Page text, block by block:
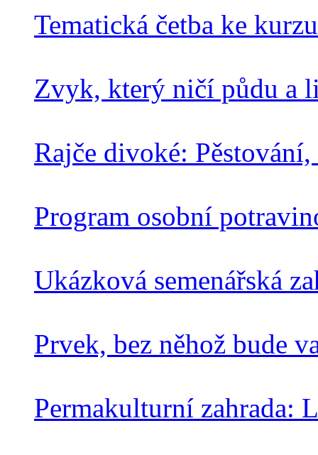
Tematická četba ke
Zvyk, který ničí půdu a
Rajče divoké:
Program osobní
Ukázková semenářská
Prvek, bez něhož bude
Permakulturní zahrada: